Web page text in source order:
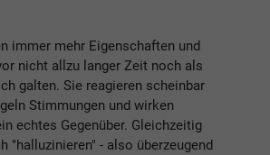
immer mehr Eigenschaften und
nicht allzu langer Zeit noch als
galten. Sie reagieren scheinbar
Stimmungen und wirken
echtes Gegenüber. Gleichzeitig
"halluzinieren" - also überzeugend